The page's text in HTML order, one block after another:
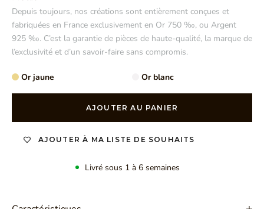
Depuis toujours, nos créations sont entièrement conçues et
fabriquées en France exclusivement en Or 750 ‰, ou Argent
925 ‰. C’est la garantie de pièces de haute-qualité, la marque de
l’exclusivité et d’un savoir-faire sans compromis.
Or jaune Or blanc
AJOUTER AU PANIER
AJOUTER À MA LISTE DE SOUHAITS
Livré sous 1 à 6 semaines